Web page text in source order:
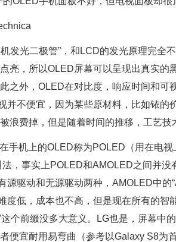
发光二极管”，和LCD的发光原理完全
亮，所以OLED屏幕可以呈现出真实的
之外，OLED在对比度，响应时间和可
并不便宜，因为某些原材料，比如铱的
浪费掉，但是随着时间的推移，工艺技
手机上的OLED称为POLED（用在电
，事实上POLED和AMOLED之间并没
源驱动和无源驱动两种，AMOLED中的
度低，成本也不高，但是现在所有的智
这个前缀没多大意义。LG也是，屏幕中
便宜耐用易弯曲（参考以Galaxy S8为